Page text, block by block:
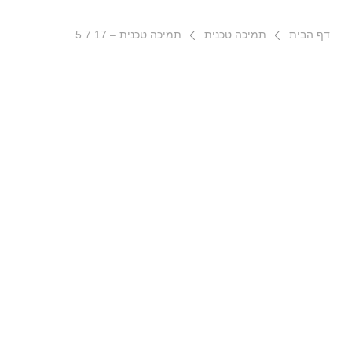
דף הבית תמיכה טכנית תמיכה טכנית – 5.7.17